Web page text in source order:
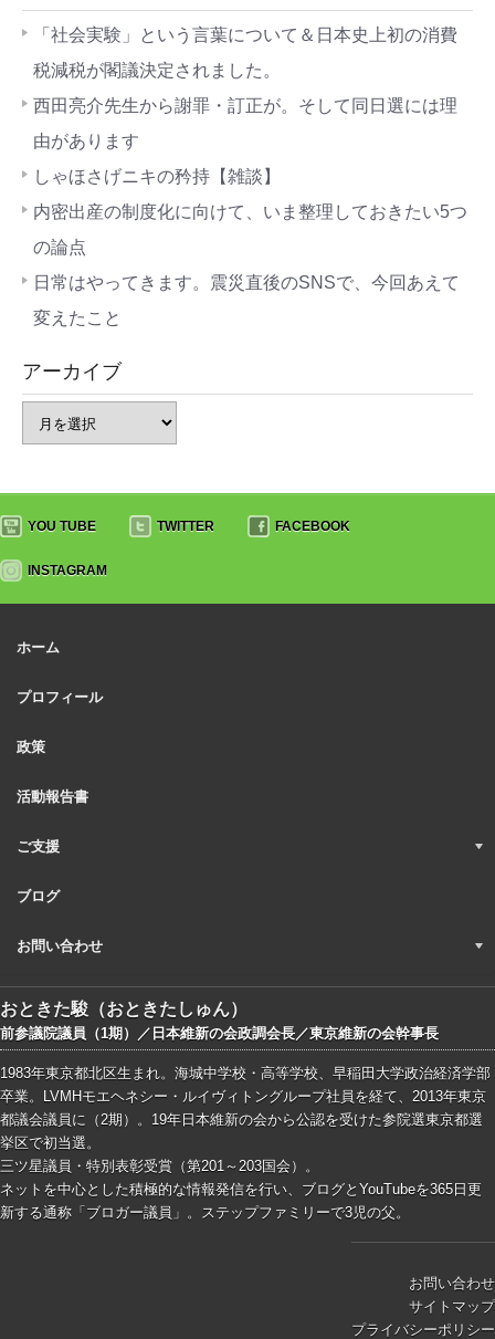
「社会実験」という言葉について＆日本史上初の消費
税減税が閣議決定されました。
西田亮介先生から謝罪・訂正が。そして同日選には理
由があります
しゃほさげニキの矜持【雑談】
内密出産の制度化に向けて、いま整理しておきたい5つ
の論点
日常はやってきます。震災直後のSNSで、今回あえて
変えたこと
アーカイブ
YOU TUBE TWITTER FACEBOOK
INSTAGRAM
ホーム
プロフィール
政策
活動報告書
ご支援
ブログ
お問い合わせ
おときた駿（おときたしゅん）
前参議院議員（1期）／日本維新の会政調会長／東京維新の会幹事長
1983年東京都北区生まれ。海城中学校・高等学校、早稲田大学政治経済学部
卒業。LVMHモエヘネシー・ルイヴィトングループ社員を経て、2013年東京
都議会議員に（2期）。19年日本維新の会から公認を受けた参院選東京都選
挙区で初当選。
三ツ星議員・特別表彰受賞（第201～203国会）。
ネットを中心とした積極的な情報発信を行い、ブログとYouTubeを365日更
新する通称「ブロガー議員」。ステップファミリーで3児の父。
お問い合わせ
サイトマップ
プライバシーポリシー